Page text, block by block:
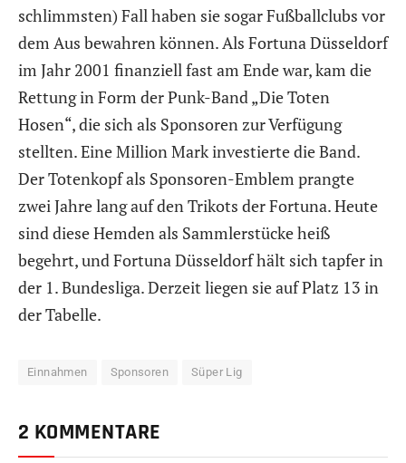
schlimmsten) Fall haben sie sogar Fußballclubs vor
dem Aus bewahren können. Als Fortuna Düsseldorf
im Jahr 2001 finanziell fast am Ende war, kam die
Rettung in Form der Punk-Band „Die Toten
Hosen“, die sich als Sponsoren zur Verfügung
stellten. Eine Million Mark investierte die Band.
Der Totenkopf als Sponsoren-Emblem prangte
zwei Jahre lang auf den Trikots der Fortuna. Heute
sind diese Hemden als Sammlerstücke heiß
begehrt, und Fortuna Düsseldorf hält sich tapfer in
der 1. Bundesliga. Derzeit liegen sie auf Platz 13 in
der Tabelle.
Einnahmen Sponsoren Süper Lig
2 KOMMENTARE